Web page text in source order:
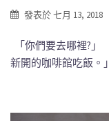
發表於七月 13, 2018
「你們要去哪裡?」
新開的咖啡館吃飯。